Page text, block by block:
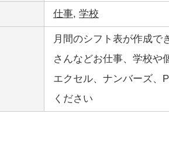
仕事, 学校
月間のシフト表が作成で
さんなどお仕事、学校や
エクセル、ナンバーズ、
ください